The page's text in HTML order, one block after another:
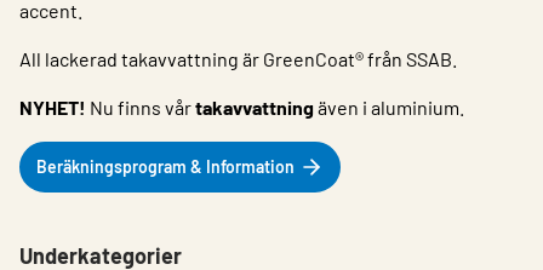
Choose languge
accent.
All lackerad takavvattning är GreenCoat® från SSAB.
NYHET! Nu finns vårtakavvattningäven i aluminium.
Beräkningsprogram & Information
Underkategorier